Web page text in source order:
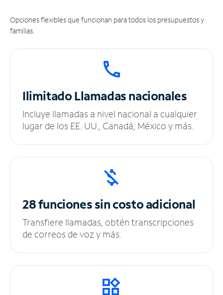
Opciones flexibles que funcionan para todos los presupuestos y
familias.
IlimitadoLlamadas nacionales
Incluye llamadas a nivel nacional a cualquier
lugar de los EE. UU., Canadá, México y más.
28 funciones sincosto adicional
Transfiere llamadas, obtén transcripciones
de correos de voz y más.